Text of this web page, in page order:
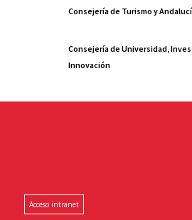
Consejería de Turismo y
Consejería de Universidad,
Innovación
Acceso intranet